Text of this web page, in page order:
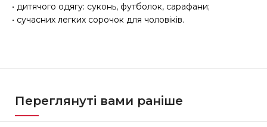
• дитячого одягу: суконь, футболок, сарафани;
• сучасних легких сорочок для чоловіків.
Переглянуті вами раніше